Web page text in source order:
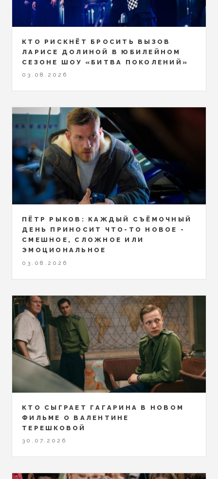
КТО РИСКНЁТ БРОСИТЬ ВЫЗОВ
ЛАРИСЕ ДОЛИНОЙ В ЮБИЛЕЙНОМ
СЕЗОНЕ ШОУ «БИТВА ПОКОЛЕНИЙ»
03.08.2026
ПЁТР РЫКОВ: КАЖДЫЙ СЪЁМОЧНЫЙ
ДЕНЬ ПРИНОСИТ ЧТО-ТО НОВОЕ -
СМЕШНОЕ, СЛОЖНОЕ ИЛИ
ЭМОЦИОНАЛЬНОЕ
03.08.2026
КТО СЫГРАЕТ ГАГАРИНА В НОВОМ
ФИЛЬМЕ О ВАЛЕНТИНЕ
ТЕРЕШКОВОЙ
30.07.2026